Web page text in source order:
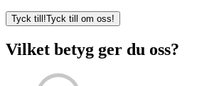
Tyck till!Tyck till om oss!
Vilket betyg ger du oss?